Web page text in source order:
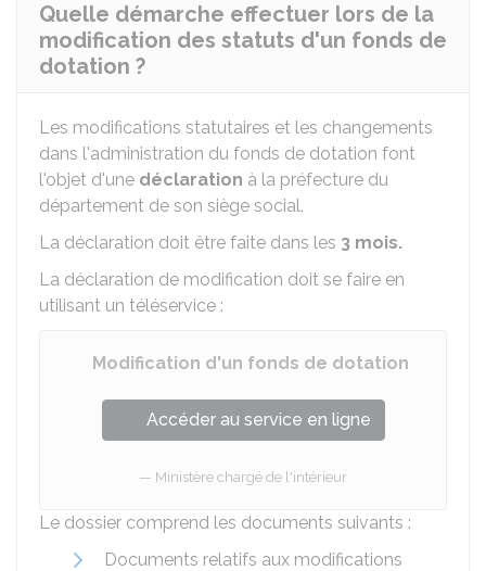
Quelle démarche effectuer lors de la
modification des statuts d'un fonds de
dotation ?
Les modifications statutaires et les changements
dans l'administration du fonds de dotation font
l'objet d'une déclaration à la préfecture du
département de son siège social.
La déclaration doit être faite dans les 3 mois.
La déclaration de modification doit se faire en
utilisant un téléservice :
Modification d'un fonds de dotation
Accéder au service en ligne
Ministère chargé de l'intérieur
Le dossier comprend les documents suivants :
Documents relatifs aux modifications